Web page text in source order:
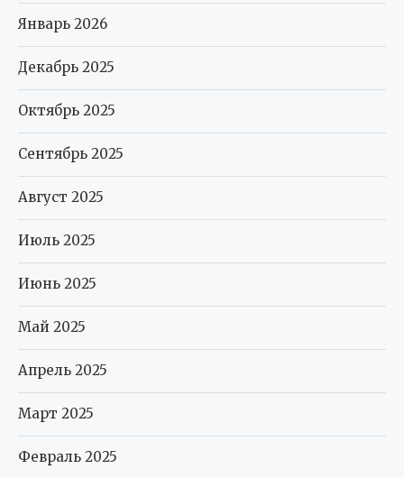
Январь 2026
Декабрь 2025
Октябрь 2025
Сентябрь 2025
Август 2025
Июль 2025
Июнь 2025
Май 2025
Апрель 2025
Март 2025
Февраль 2025